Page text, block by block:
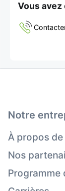
Vous avez
Notre
À propos
Nos